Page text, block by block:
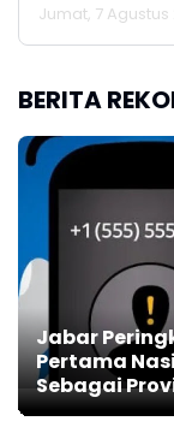
Jumat, 7 Agustus
BERITA
Jabar
Pertama
Sebagai
dengan